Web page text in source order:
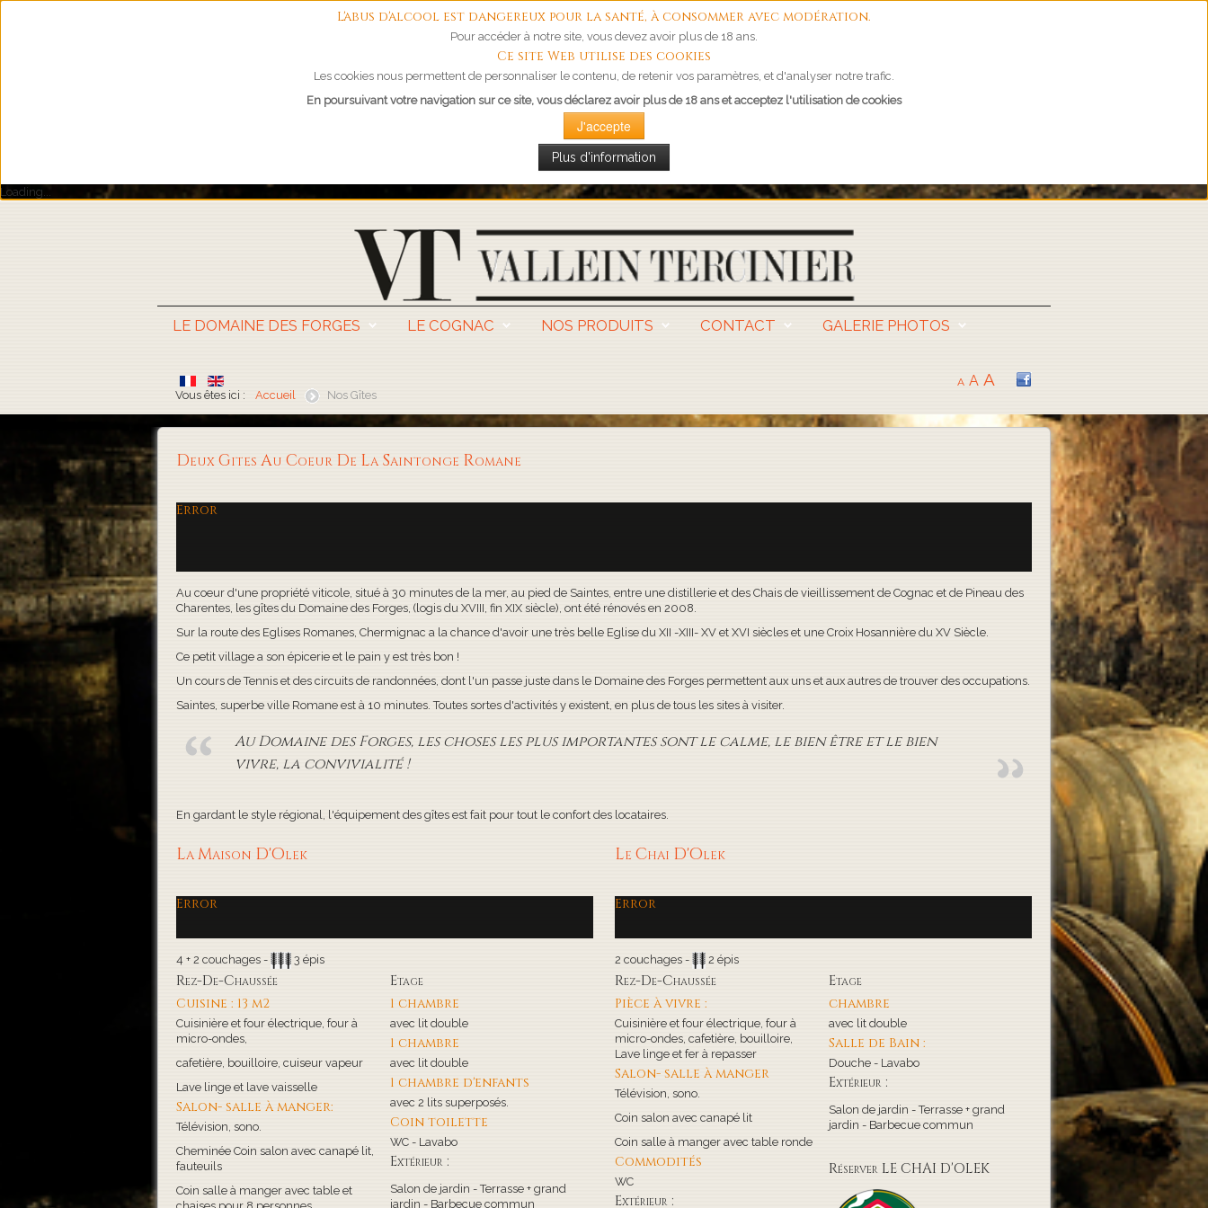
L'abus d'alcool est dangereux pour la santé, à consommer avec modération.
Pour accéder à notre site, vous devez avoir plus de 18 ans.
Ce site Web utilise des cookies
Les cookies nous permettent de personnaliser le contenu, de retenir vos paramètres, et d'analyser notre trafic.
En poursuivant votre navigation sur ce site, vous déclarez avoir plus de 18 ans et acceptez l'utilisation de cookies
J'accepte
Plus d'information
Loading...
LE DOMAINE DES FORGES LE COGNAC NOS PRODUITS CONTACT GALERIE PHOTOS
Vous êtes ici : Accueil Nos Gîtes
A A A
Deux Gites Au Coeur De La Saintonge Romane
Error
Au coeur d'une propriété viticole, situé à 30 minutes de la mer, au pied de Saintes, entre une distillerie et des Chais de vieillissement de Cognac et de Pineau des
Charentes, les gîtes du Domaine des Forges, (logis du XVIII, fin XIX siècle), ont été rénovés en 2008.
Sur la route des Eglises Romanes, Chermignac a la chance d'avoir une très belle Eglise du XII -XIII- XV et XVI siècles et une Croix Hosannière du XV Siècle.
Ce petit village a son épicerie et le pain y est très bon !
Un cours de Tennis et des circuits de randonnées, dont l'un passe juste dans le Domaine des Forges permettent aux uns et aux autres de trouver des occupations.
Saintes, superbe ville Romane est à 10 minutes. Toutes sortes d'activités y existent, en plus de tous les sites à visiter.
Au Domaine des Forges, les choses les plus importantes sont le calme, le bien être et le bien
vivre, la convivialité !
En gardant le style régional, l'équipement des gîtes est fait pour tout le confort des locataires.
La Maison D'Olek
Error
4 + 2 couchages - 3 épis
Rez-De-Chaussée
Cuisine : 13 m2
Cuisinière et four électrique, four à
micro-ondes,
cafetière, bouilloire, cuiseur vapeur
Lave linge et lave vaisselle
Salon- salle à manger:
Télévision, sono.
Cheminée Coin salon avec canapé lit,
fauteuils
Coin salle à manger avec table et
Etage
1 chambre
avec lit double
1 chambre
avec lit double
1 chambre d'enfants
avec 2 lits superposés.
Coin toilette
WC - Lavabo
Extérieur :
Salon de jardin - Terrasse + grand
jardin - Barbecue commun
Le Chai D'Olek
Error
2 couchages - 2 épis
Rez-De-Chaussée
Pièce à vivre :
Cuisinière et four électrique, four à
micro-ondes, cafetière, bouilloire,
Lave linge et fer à repasser
Salon- salle à manger
Télévision, sono.
Coin salon avec canapé lit
Coin salle à manger avec table ronde
Commodités
WC
Extérieur :
Etage
chambre
avec lit double
Salle de Bain :
Douche - Lavabo
Extérieur :
Salon de jardin - Terrasse + grand
jardin - Barbecue commun
Réserver LE CHAI D'OLEK